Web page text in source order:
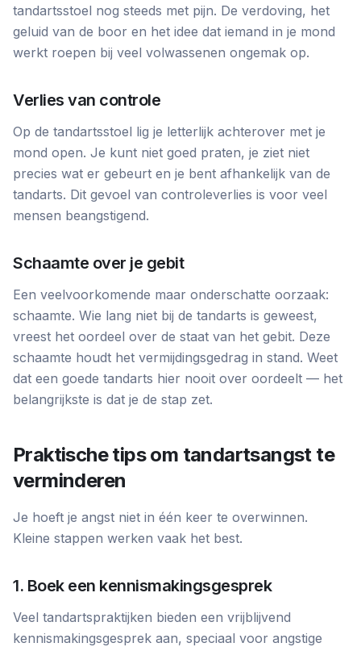
tandartsstoel nog steeds met pijn. De verdoving, het
geluid van de boor en het idee dat iemand in je mond
werkt roepen bij veel volwassenen ongemak op.
Verlies van controle
Op de tandartsstoel lig je letterlijk achterover met je
mond open. Je kunt niet goed praten, je ziet niet
precies wat er gebeurt en je bent afhankelijk van de
tandarts. Dit gevoel van controleverlies is voor veel
mensen beangstigend.
Schaamte over je gebit
Een veelvoorkomende maar onderschatte oorzaak:
schaamte. Wie lang niet bij de tandarts is geweest,
vreest het oordeel over de staat van het gebit. Deze
schaamte houdt het vermijdingsgedrag in stand. Weet
dat een goede tandarts hier nooit over oordeelt — het
belangrijkste is dat je de stap zet.
Praktische tips om tandartsangst te
verminderen
Je hoeft je angst niet in één keer te overwinnen.
Kleine stappen werken vaak het best.
1. Boek een kennismakingsgesprek
Veel tandartspraktijken bieden een vrijblijvend
kennismakingsgesprek aan, speciaal voor angstige